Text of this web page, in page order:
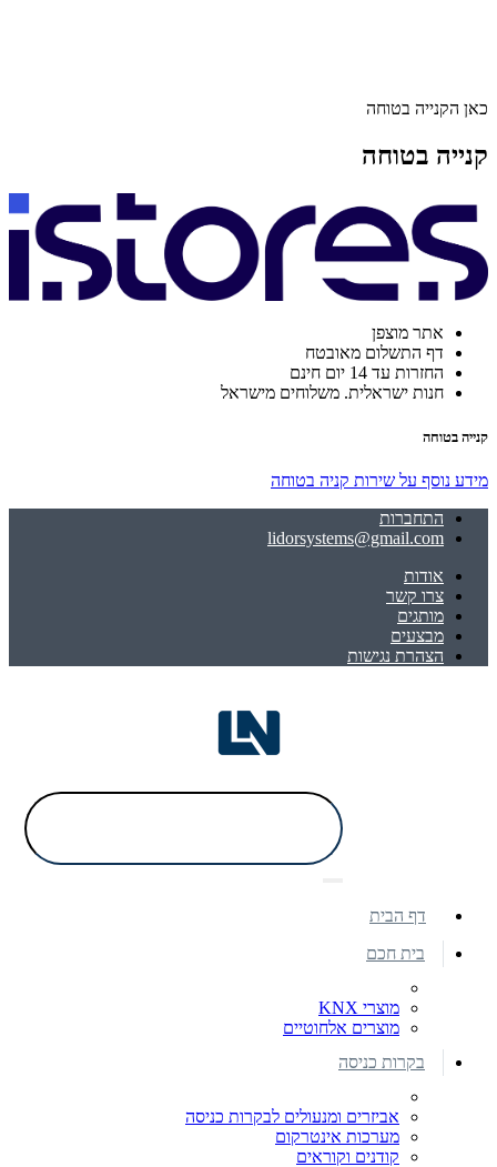
כאן הקנייה בטוחה
קנייה בטוחה
אתר מוצפן
דף התשלום מאובטח
החזרות עד 14 יום חינם
חנות ישראלית. משלוחים מישראל
קנייה בטוחה
מידע נוסף על שירות קניה בטוחה
התחברות
lidorsystems@gmail.com
אודות
צרו קשר
מותגים
מבצעים
הצהרת נגישות
דף הבית
בית חכם
מוצרי KNX
מוצרים אלחוטיים
בקרות כניסה
אביזרים ומנעולים לבקרות כניסה
מערכות אינטרקום
קודנים וקוראים